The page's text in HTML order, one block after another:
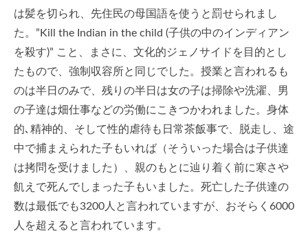
は髪を切られ、先住民の母国語を使うと罰せられまし
た。”Kill the Indian in the child (子供の中のインディアン
を殺す)” こと、まさに、文化的ジェノサイドを目的とし
たもので、強制収容所と同じでした。授業と言われるも
のは半日のみで、残りの半日は女の子は掃除や洗濯、男
の子達は畑仕事などの労働にこきつかわれました。身体
的､精神的、そして性的虐待も日常茶飯事で、脱走し、途
中で捕まえられた子もいれば（そういった場合は子供達
は拷問を受けました）、親のもとに辿り着く前に寒さや
飢えで死んでしまった子もいました。死亡した子供達の
数は最低でも3200人と言われていますが、おそらく6000
人を超えると言われています。